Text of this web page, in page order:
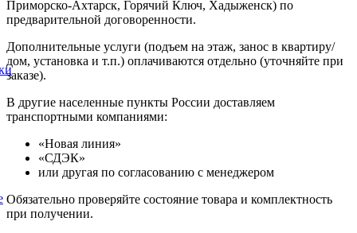
Приморско-Ахтарск, Горячий Ключ, Хадыженск) по
предварительной договоренности.
Дополнительные услуги (подъем на этаж, занос в квартиру/
дом, установка и т.п.) оплачиваются отдельно (уточняйте при
заказе).
В другие населенные пункты России доставляем
транспортными компаниями:
«Новая линия»
«СДЭК»
или другая по согласованию с менеджером
Обязательно проверяйте состояние товара и комплектность
при получении.